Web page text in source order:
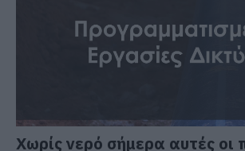
Χωρίς νερό σήμερα αυτές οι